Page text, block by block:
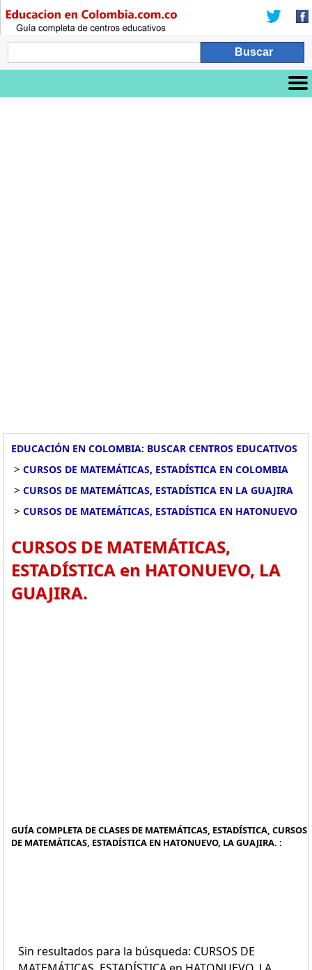
EDUCACIÓN EN COLOMBIA: BUSCAR CENTROS EDUCATIVOS
> CURSOS DE MATEMÁTICAS, ESTADÍSTICA EN COLOMBIA
> CURSOS DE MATEMÁTICAS, ESTADÍSTICA EN LA GUAJIRA
> CURSOS DE MATEMÁTICAS, ESTADÍSTICA EN HATONUEVO
CURSOS DE MATEMÁTICAS,
ESTADÍSTICA en HATONUEVO, LA
GUAJIRA.
GUÍA COMPLETA DE CLASES DE MATEMÁTICAS, ESTADÍSTICA, CURSOS
DE MATEMÁTICAS, ESTADÍSTICA EN HATONUEVO, LA GUAJIRA. :
Sin resultados para la búsqueda: CURSOS DE